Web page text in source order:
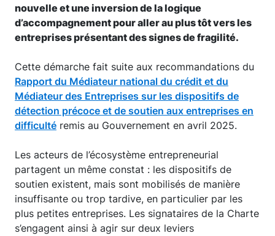
nouvelle et une inversion de la logique
d’accompagnement pour aller au plus tôt vers les
entreprises présentant des signes de fragilité.
Cette démarche fait suite aux recommandations du
Rapport du Médiateur national du crédit et du
Médiateur des Entreprises sur les dispositifs de
détection précoce et de soutien aux entreprises en
difficulté remis au Gouvernement en avril 2025.
Les acteurs de l’écosystème entrepreneurial
partagent un même constat : les dispositifs de
soutien existent, mais sont mobilisés de manière
insuffisante ou trop tardive, en particulier par les
plus petites entreprises. Les signataires de la Charte
s’engagent ainsi à agir sur deux leviers